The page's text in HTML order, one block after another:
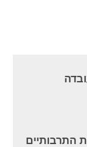
התרבותיים